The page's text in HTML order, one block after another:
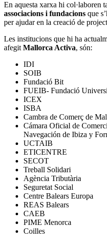
En aquesta xarxa hi col·laboren
associacions i fundacions que
per ajudar en la creació de
Les institucions que hi ha
afegitMallorca Activa, són:
IDI
SOIB
Fundació Bit
FUEIB- Fundació
ICEX
ISBA
Cambra de Comerç de
Cámara Oficial de
Navegación de Ibiza y
UCTAIB
ETICENTRE
SECOT
Treball Solidari
Agència Tributària
Seguretat Social
Centre Balears Europa
REAS Balears
CAEB
PIME Menorca
Coilles